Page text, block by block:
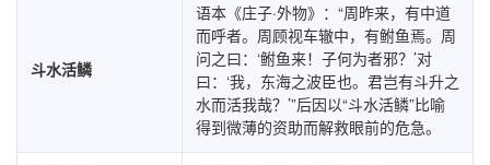
斗水活鳞
语本《庄子·外物》：“周昨来，有中道
而呼者。周顾视车辙中，有鲋鱼焉。周
问之曰：‘鲋鱼来！子何为者邪？’对
曰：‘我，东海之波臣也。君岂有斗升之
水而活我哉？’”后因以“斗水活鳞”比喻
得到微薄的资助而解救眼前的危急。